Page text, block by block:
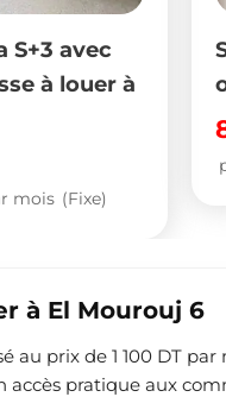
in Sahloul ideal for
person
à El Mourouj 6
prix de 1 100 DT par
pratique aux